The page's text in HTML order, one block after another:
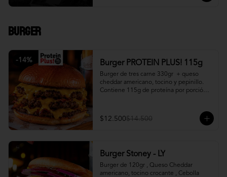
Burger
-14% Burger PROTEIN PLUS! 115g
Burger de tres carne 330gr  + queso
cheddar americano, tocino y pepinillo.
Contiene 115g de proteína por porción.
$12.500$14.500
Burger Stoney - LY
Burger de 120gr , Queso Cheddar
americano, tocino crocante , Cebolla